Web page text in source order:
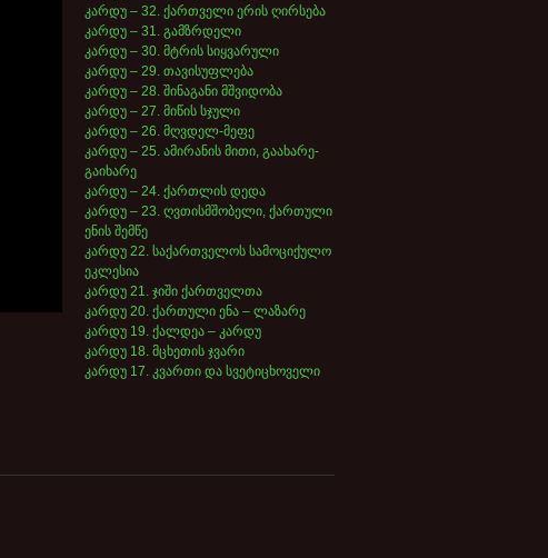
კარდუ – 32. ქართველი ერის ღირსება
კარდუ – 31. გამზრდელი
კარდუ – 30. მტრის სიყვარული
კარდუ – 29. თავისუფლება
კარდუ – 28. შინაგანი მშვიდობა
კარდუ – 27. მიწის სჯული
კარდუ – 26. მღვდელ-მეფე
კარდუ – 25. ამირანის მითი, გაახარე-
გაიხარე
კარდუ – 24. ქართლის დედა
კარდუ – 23. ღვთისმშობელი, ქართული
ენის შემწე
კარდუ 22. საქართველოს სამოციქულო
ეკლესია
კარდუ 21. ჯიში ქართველთა
კარდუ 20. ქართული ენა – ლაზარე
კარდუ 19. ქალდეა – კარდუ
კარდუ 18. მცხეთის ჯვარი
კარდუ 17. კვართი და სვეტიცხოველი